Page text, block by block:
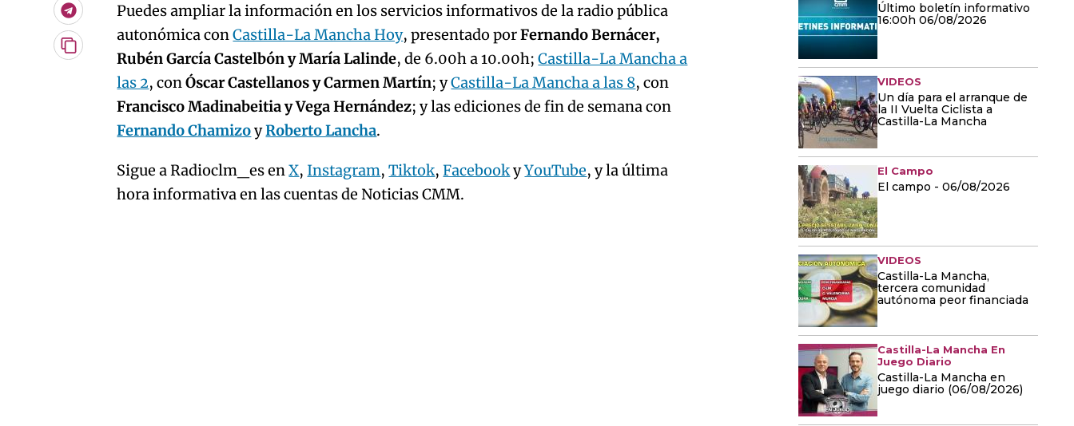
Telegram
Copiar
artículo
Puedes ampliar la información en los servicios informativos de la radio pública
autonómica conCastilla-La Mancha Hoy, presentado porFernando Bernácer,
Rubén García Castelbón y María Lalinde, de 6.00h a 10.00h;Castilla-La Mancha a
las 2, conÓscar Castellanos y Carmen Martín; yCastilla-La Mancha a las 8, con
Francisco Madinabeitia y Vega Hernández; y las ediciones de fin de semana con
Fernando ChamizoyRoberto Lancha.
Sigue a Radioclm_es enX, Instagram,Tiktok,FacebookyYouTube, y la última
hora informativa en las cuentas de Noticias CMM.
Último boletín informativo
16:00h 06/08/2026
VIDEOS
Un día para el arranque de
la II Vuelta Ciclista a
Castilla-La Mancha
El Campo
El campo - 06/08/2026
VIDEOS
Castilla-La Mancha,
tercera comunidad
autónoma peor financiada
Castilla-La Mancha En
Juego Diario
Castilla-La Mancha en
juego diario (06/08/2026)